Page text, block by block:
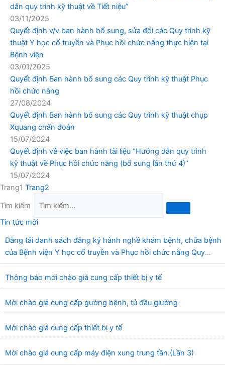
dẫn quy trình kỹ thuật về Tiết niệu”
03/11/2025
Quyết định v/v ban hành bổ sung, sửa đổi các Quy trình kỹ
thuật Y học cổ truyền và Phục hồi chức năng thực hiện tại
Bệnh viện
03/01/2025
Quyết định Ban hành bổ sung các Quy trình kỹ thuật Phục
hồi chức năng
27/08/2024
Quyết định Ban hành bổ sung các Quy trình kỹ thuật chụp
Xquang chẩn đoán
15/07/2024
Quyết định về việc ban hành tài liệu “Hướng dẫn quy trình
kỹ thuật về Phục hồi chức năng (bổ sung lần thứ 4)”
15/07/2024
Trang1 Trang2
Tìm kiếm
Tin tức mới
Đăng tải danh sách đăng ký hành nghề khám bệnh, chữa bệnh
của Bệnh viện Y học cổ truyền và Phục hồi chức năng Quy
Nhơn (22/6/2026)
Thông báo mời chào giá cung cấp thiết bị y tế
Mời chào giá cung cấp gường bệnh, tủ đầu giường
Mời chào giá cung cấp thiết bị y tế
Mời chào giá cung cấp máy điện xung trung tần.(Lần 3)